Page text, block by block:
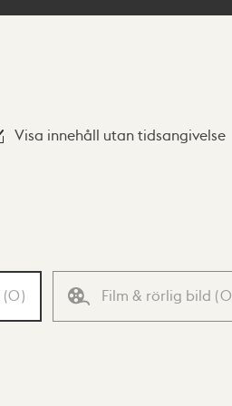
Visa innehåll utan tidsangivelse
(0) Film & rörlig bild (0